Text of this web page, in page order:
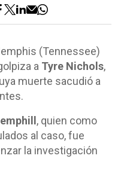
(Tennessee)
a Tyre Nichols,
muerte sacudió a
, quien como
al caso, fue
la investigación